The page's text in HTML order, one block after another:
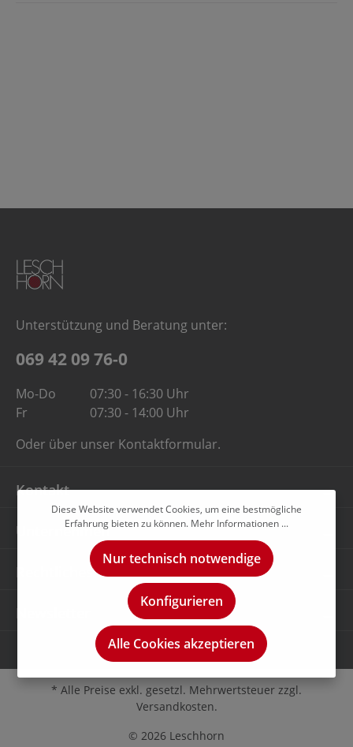
Unterstützung und Beratung unter:
069 42 09 76-0
Mo-Do
07:30 - 16:30 Uhr
Fr
07:30 - 14:00 Uhr
Oder über unser Kontaktformular.
Kontakt
Unternehmen
Rechtliches
© 2026 Leschhorn
* Alle Preise exkl. gesetzl. Mehrwertsteuer zzgl.
Versandkosten.
Diese Website verwendet Cookies, um eine bestmögliche
Erfahrung bieten zu können. Mehr Informationen ...
Nur technisch notwendige
Konfigurieren
Alle Cookies akzeptieren